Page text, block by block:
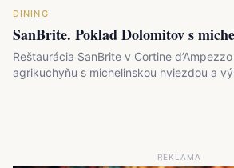
DINING
SanBrite. Poklad Dolomitov s
Reštaurácia SanBrite v Cortine
agrikuchyňu s michelinskou hviezdou a
REKLAMA